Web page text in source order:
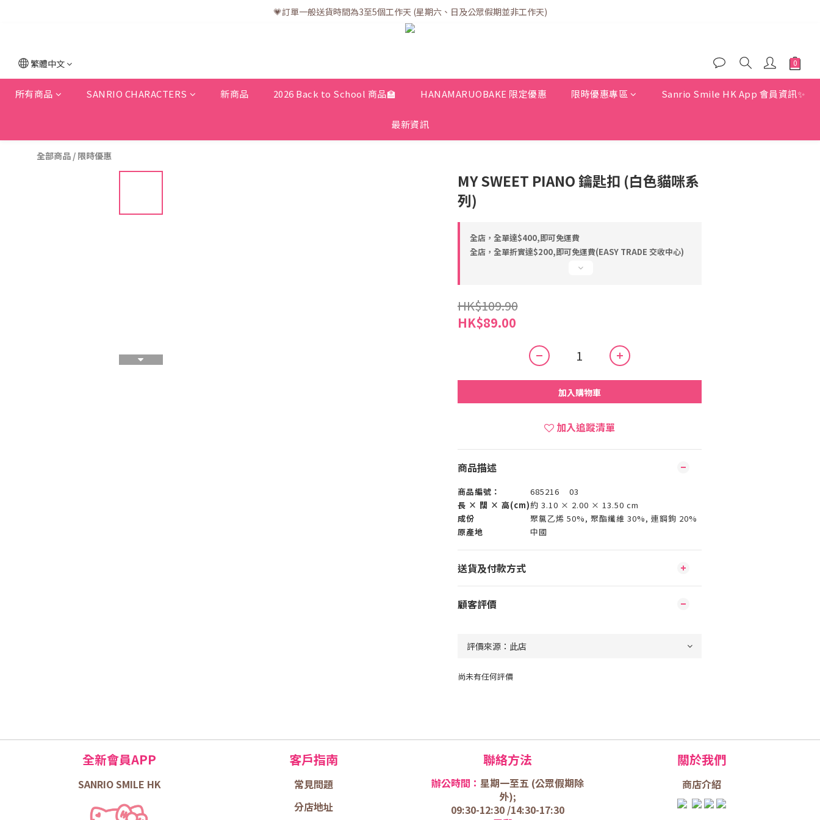
💗訂單一般送貨時間為3至5個工作天 (星期六、日及公眾假期並非工作天)
💗訂單一般送貨時間為3至5個工作天 (星期六、日及公眾假期並非工作天)
💗折實滿$400免運費 | 滿$200免自取點運費
💗訂單一般送貨時間為3至5個工作天 (星期六、日及公眾假期並非工作天)
繁體中文
所有商品 SANRIO CHARACTERS 新商品 2026 Back to School 商品🏫 HANAMARUOBAKE 限定優惠 限時優惠專區 Sanrio Smile HK App 會員資訊✨
最新資訊
全部商品 / 限時優惠
MY SWEET PIANO 鑰匙扣 (白色貓咪系
列)
全店，全單達$400,即可免運費
全店，全單折實達$200,即可免運費(EASY TRADE 交收中心)
HK$109.90
HK$89.00
加入購物車
加入追蹤清單
商品描述
商品編號：
685216 03
長 × 闊 × 高(cm)約 3.10 × 2.00 × 13.50 cm
成份
聚氯乙烯 50%, 聚酯纖維 30%, 連鋼鉤 20%
原產地
中國
送貨及付款方式
顧客評價
尚未有任何評價
全新會員APP
SANRIO SMILE HK
客戶指南
常見問題
分店地址
聯絡方法
辦公時間： 星期一至五 (公眾假期除
外);
09:30-12:30 /14:30-17:30
關於我們
商店介紹